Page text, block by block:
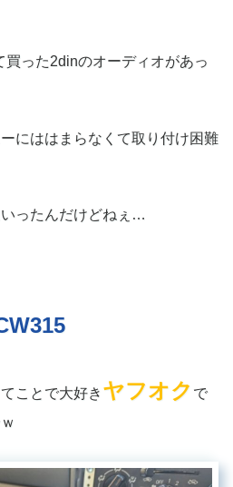
買った2dinのオーディオがあっ
にははまらなくて取り付け困難
ったんだけどねぇ…
ことで大好き ヤフオク で